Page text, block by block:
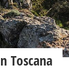
Toscana